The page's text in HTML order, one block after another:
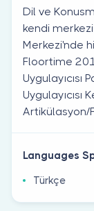
Dil ve
kendi merkezi
Merkezi'nde
Floortime 201
Uygulayıcısı
Artikülasyon/
Languages
Türkçe